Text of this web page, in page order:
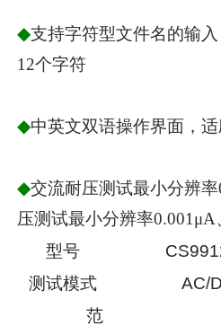
◆支持字符型文件名的输
12个字符
◆中英文双语操作界面，
◆交流耐压测试最小分辨
压测试最小分辨率0.001μA
型号
测试模式
AC/
范